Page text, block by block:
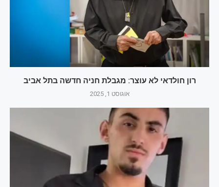
רון חולדאי לא עוצר: מגבלת חניה חדשה בתל אביב
אוגוסט 1, 2025